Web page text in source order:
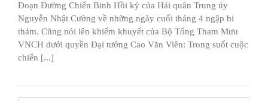
Đoạn Đường Chiến Binh Hồi ký của Hải quân Trung úy
Nguyễn Nhật Cường về những ngày cuối tháng 4 ngập bi
thảm. Cũng nói lên khiếm khuyết của Bộ Tổng Tham Mưu
VNCH dưới quyền Đại tướng Cao Văn Viên: Trong suốt cuộc
chiến [...]